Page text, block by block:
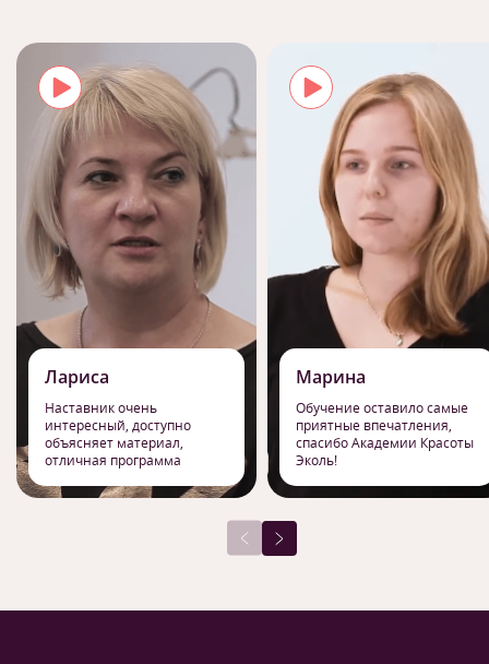
Лариса
Наставник очень
интересный, доступно
объясняет материал,
отличная программа
Марина
Обучение оставило самые
приятные впечатления,
спасибо Академии Красоты
Эколь!